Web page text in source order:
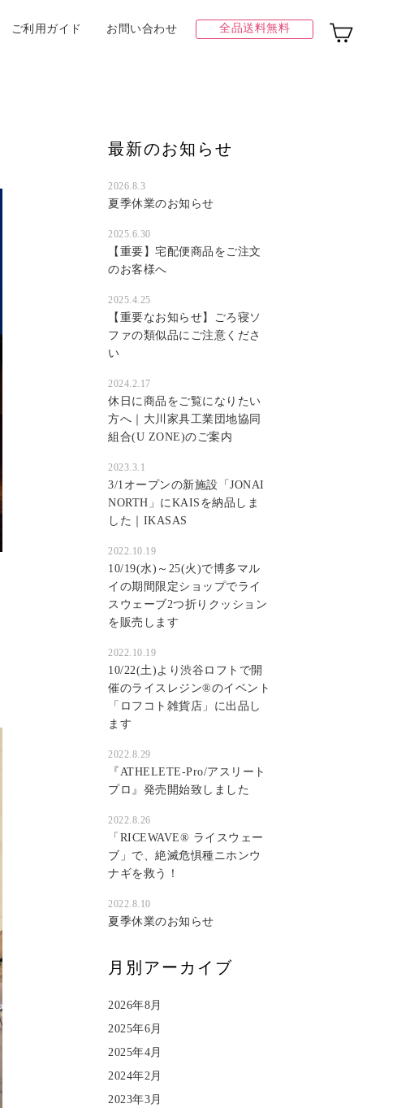
ご利用ガイド お問い合わせ 全品送料無料
最新のお知らせ
2026.8.3
夏季休業のお知らせ
2025.6.30
【重要】宅配便商品をご注文
のお客様へ
2025.4.25
【重要なお知らせ】ごろ寝ソ
ファの類似品にご注意くださ
い
2024.2.17
休日に商品をご覧になりたい
方へ｜大川家具工業団地協同
組合(U ZONE)のご案内
2023.3.1
3/1オープンの新施設「JONAI
NORTH」にKAISを納品しま
した｜IKASAS
2022.10.19
10/19(水)～25(火)で博多マル
イの期間限定ショップでライ
スウェーブ2つ折りクッション
を販売します
2022.10.19
10/22(土)より渋谷ロフトで開
催のライスレジン®のイベント
「ロフコト雑貨店」に出品し
ます
2022.8.29
『ATHELETE-Pro/アスリート
プロ』発売開始致しました
2022.8.26
「RICEWAVE®︎ ライスウェー
ブ」で、絶滅危惧種ニホンウ
ナギを救う！
2022.8.10
夏季休業のお知らせ
月別アーカイブ
2026年8月
2025年6月
2025年4月
2024年2月
2023年3月